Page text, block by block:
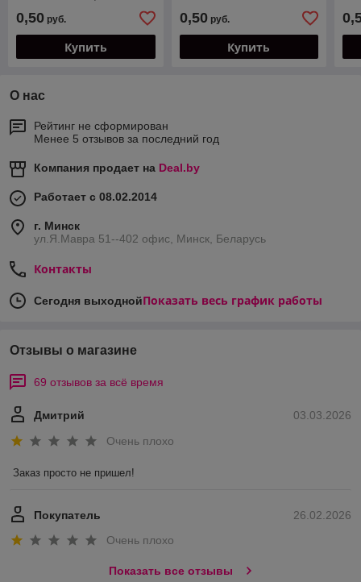
0,50 руб.
Купить
0,50руб.
Купить
О нас
Рейтинг не сформирован
Менее 5 отзывов за последний год
Компания продает на Deal.by
Работает с 08.02.2014
г. Минск
ул.Я.Мавра 51--402 офис, Минск, Беларусь
Контакты
Сегодня выходнойПоказать весь график работы
Отзывы о магазине
69 отзывов за всё время
03.03.2026
Дмитрий
Очень плохо
Заказ просто не пришел!
26.02.2026
Покупатель
Очень плохо
Показать все отзывы